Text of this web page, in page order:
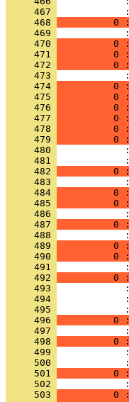
     467
     468
0
     469
     470
0
     471
0
     472
0
     473
     474
0
     475
0
     476
0
     477
0
     478
0
     479
0
     480
     481
     482
0
     483
     484
0
     485
0
     486
     487
0
     488
     489
0
     490
0
     491
     492
0
     493
     494
     495
     496
0
     497
     498
0
     499
     500
     501
0
     502
     503
0